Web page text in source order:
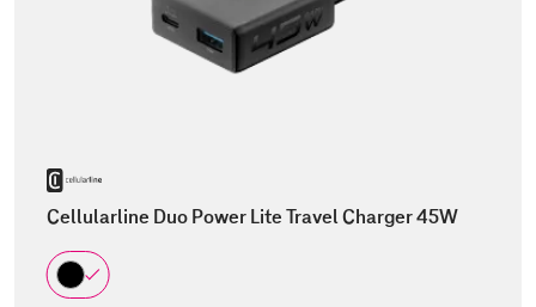
Cellularline Duo Power Lite Travel Charger 45W